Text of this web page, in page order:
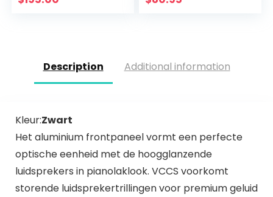
Description Additional information
Kleur:Zwart
Het aluminium frontpaneel vormt een perfecte
optische eenheid met de hoogglanzende
luidsprekers in pianolaklook. VCCS voorkomt
storende luidsprekertrillingen voor premium geluid